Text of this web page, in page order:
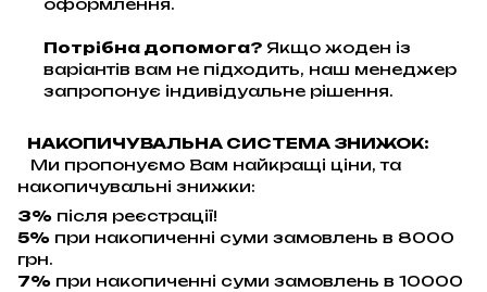
оформлення.
Потрібна допомога? Якщо жоден із
варіантів вам не підходить, наш менеджер
запропонує індивідуальне рішення.
НАКОПИЧУВАЛЬНА СИСТЕМА ЗНИЖОК:
Ми пропонуємо Вам найкращі ціни, та
накопичувальні знижки:
3% після реєстрації!
5% при накопиченні суми замовлень в 8000
грн.
7% при накопиченні суми замовлень в 10000